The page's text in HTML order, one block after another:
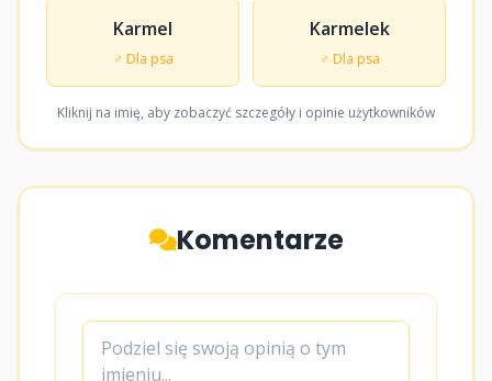
Karmel
♂ Dla psa
Karmelek
♂ Dla psa
Kliknij na imię, aby zobaczyć szczegóły i opinie użytkowników
Komentarze